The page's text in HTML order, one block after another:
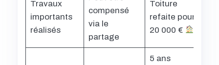
Travaux
importants
réalisés
compensé
via le
partage
Toiture
refaite pour
20 000 €
5 ans